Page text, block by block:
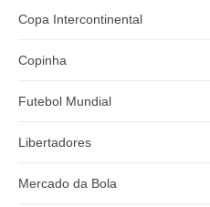
Copa Intercontinental
Copinha
Futebol Mundial
Libertadores
Mercado da Bola